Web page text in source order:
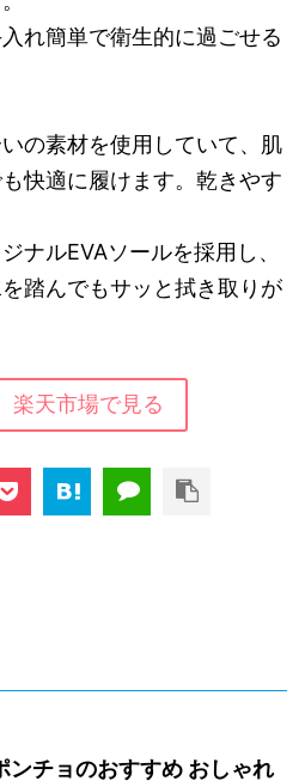
れ簡単で衛生的に過ごせる
の素材を使用していて、肌
快適に履けます。乾きやす
ナルEVAソールを採用し、
踏んでもサッと拭き取りが
楽天市場で見る
ンチョのおすすめ おしゃれ